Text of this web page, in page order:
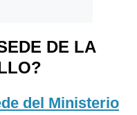
DE LA
del Ministerio